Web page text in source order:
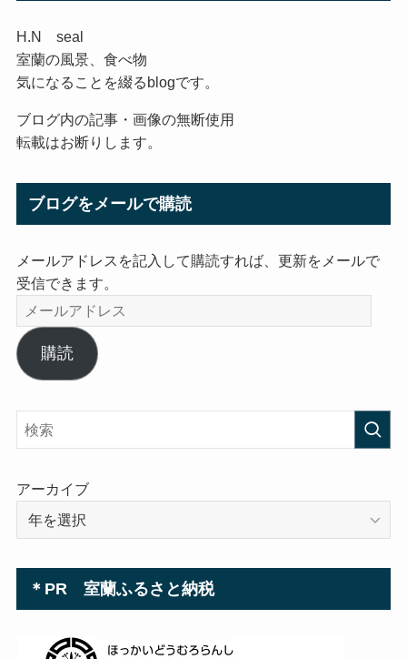
H.N seal
室蘭の風景、食べ物
気になることを綴るblogです。
ブログ内の記事・画像の無断使用
転載はお断りします。
ブログをメールで購読
メールアドレスを記入して購読すれば、更新をメールで
受信できます。
メ
ー
ル
ア
ス
購読
アーカイブ
＊PR 室蘭ふるさと納税